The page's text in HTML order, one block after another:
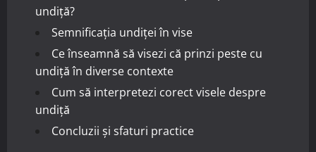
undiță?
Semnificația undiței în vise
Ce înseamnă să visezi că prinzi peste cu
undiță în diverse contexte
Cum să interpretezi corect visele despre
undiță
Concluzii și sfaturi practice